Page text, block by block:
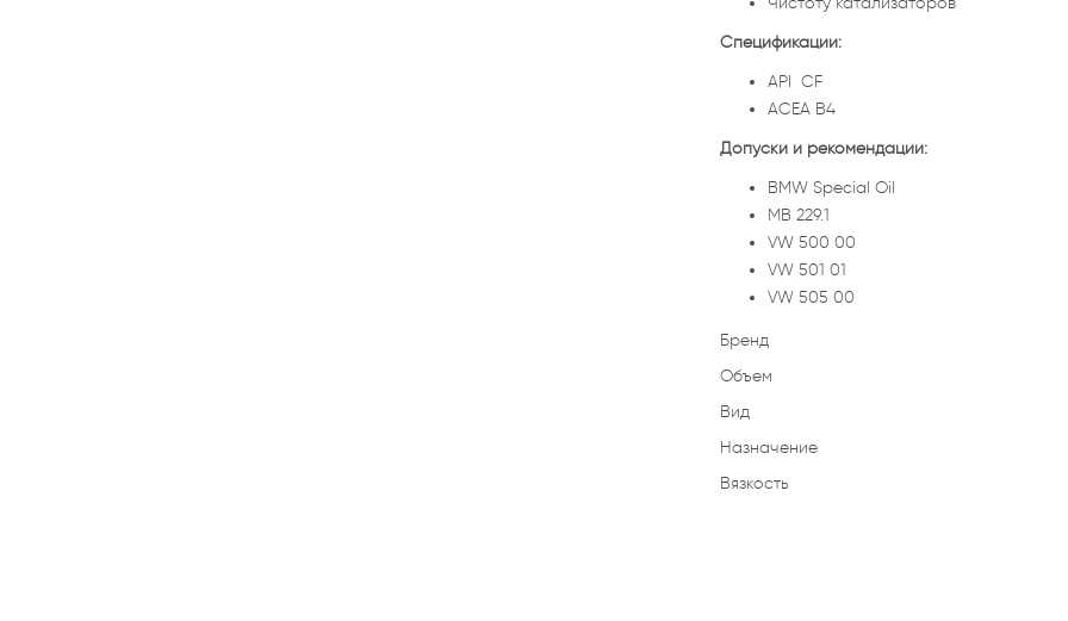
Спецификации:
API CF
ACEA B4
Допуски и рекомендации:
BMW Special Oil
MB 229.1
VW 500 00
VW 501 01
VW 505 00
Бренд
Объем
Вид
Назначение
Вязкость